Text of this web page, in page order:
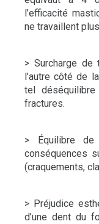
l’efficacité
ne travaillent
> Surcharge
l’autre côté de
tel
fractures.
> Équilibre
conséquences
(craquements,
> Préjudice
d’une dent du